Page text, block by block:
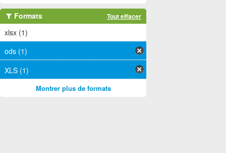
Formats Tout effacer
xlsx (1)
ods (1)
XLS (1)
Montrer plus de formats